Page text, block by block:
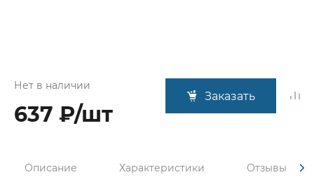
Нет в наличии
637 ₽/шт
Заказать
Описание Характеристики Отзывы